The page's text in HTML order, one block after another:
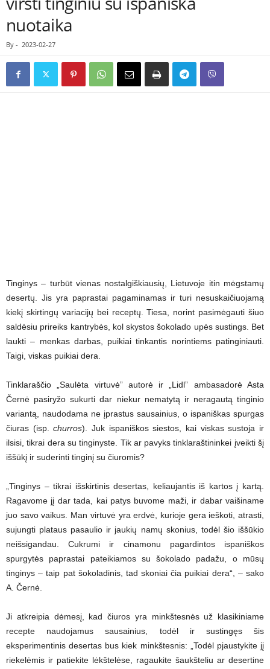
nuotaika
By - 2023-02-27
Tinginys – turbūt vienas nostalgiškiausių, Lietuvoje itin mėgstamų
desertų. Jis yra paprastai pagaminamas ir turi nesuskaičiuojamą
kiekį skirtingų variacijų bei receptų. Tiesa, norint pasimėgauti šiuo
saldėsiu prireiks kantrybės, kol skystos šokolado upės sustings. Bet
laukti – menkas darbas, puikiai tinkantis norintiems patinginiauti.
Taigi, viskas puikiai dera.
Tinklaraščio „Saulėta virtuvė” autorė ir „Lidl” ambasadorė Asta
Černė pasiryžo sukurti dar niekur nematytą ir neragautą tinginio
variantą, naudodama ne įprastus sausainius, o ispaniškas spurgas
čiuras (isp.churros). Juk ispaniškos siestos, kai viskas sustoja ir
ilsisi, tikrai dera su tinginyste. Tik ar pavyks tinklaraštininkei įveikti šį
iššūkį ir suderinti tinginį su čiuromis?
„Tinginys – tikrai išskirtinis desertas, keliaujantis iš kartos į kartą.
Ragavome jį dar tada, kai patys buvome maži, ir dabar vaišiname
juo savo vaikus. Man virtuvė yra erdvė, kurioje gera ieškoti, atrasti,
sujungti plataus pasaulio ir jaukių namų skonius, todėl šio iššūkio
neišsigandau. Cukrumi ir cinamonu pagardintos ispaniškos
spurgytės paprastai pateikiamos su šokolado padažu, o mūsų
tinginys – taip pat šokoladinis, tad skoniai čia puikiai dera“, – sako
A. Černė.
Ji atkreipia dėmesį, kad čiuros yra minkštesnės už klasikiniame
recepte naudojamus sausainius, todėl ir sustingęs šis
eksperimentinis desertas bus kiek minkštesnis: „Todėl pjaustykite jį
riekelėmis ir patiekite lėkštelėse, ragaukite šaukšteliu ar desertine